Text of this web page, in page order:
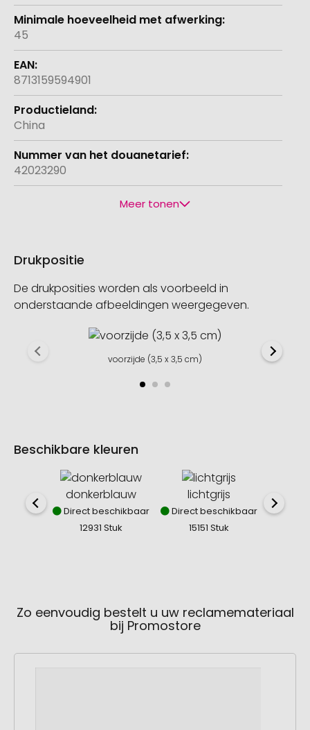
45
8713159594901
China
42023290
Meer tonen
Drukpositie
De drukposities worden als voorbeeld in
onderstaande afbeeldingen weergegeven.
voorzijde (3,5 x 3,5 cm)
Beschikbare kleuren
donkerblauw
Direct beschikbaar
12931 Stuk
lichtgrijs
Direct beschikbaar
15151 Stuk
Direct
Zo eenvoudig bestelt u uw reclamemateriaal
bij Promostore